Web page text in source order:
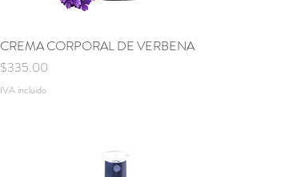
Vista rápida
CREMA CORPORAL DE VERBENA
Precio
$335.00
IVA incluido